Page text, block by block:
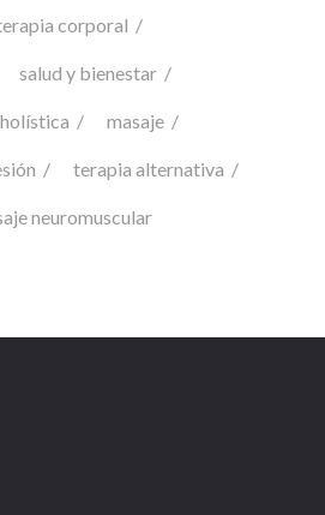
corporal
salud y bienestar
masaje
terapia alternativa
neuromuscular